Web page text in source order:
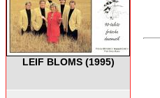
LEIF BLOMS (1995)